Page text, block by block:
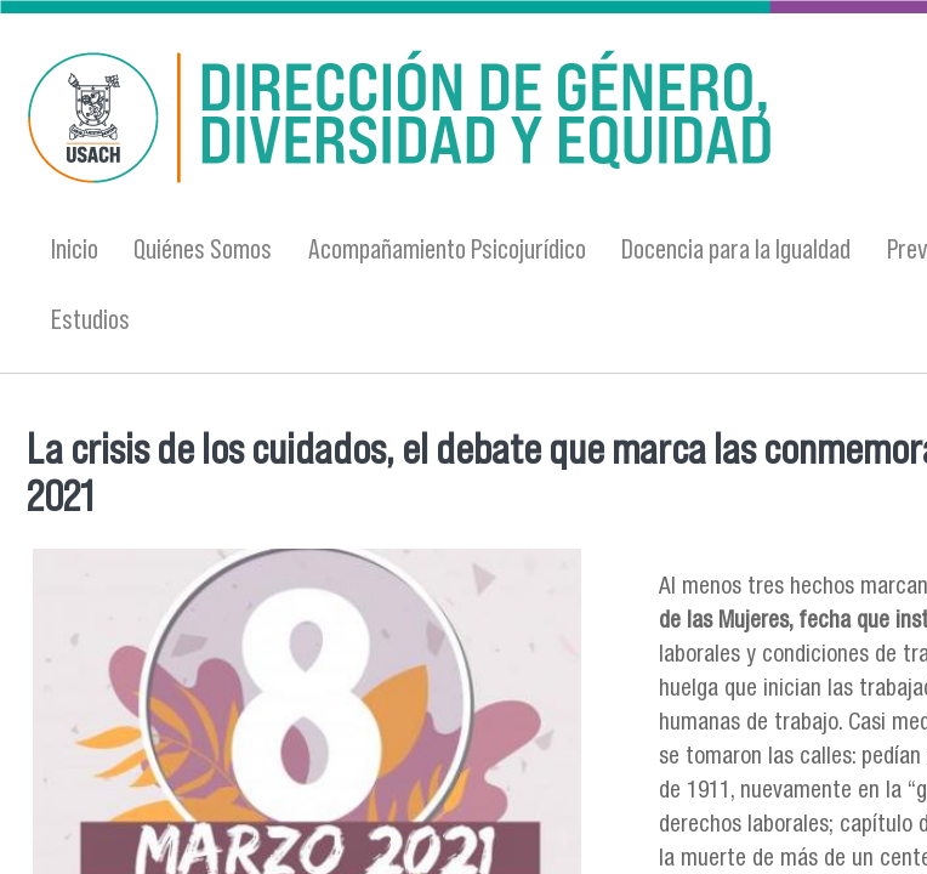
Pasar al contenido principal
Inicio Quiénes Somos Acompañamiento Psicojurídico Docencia para la Igualdad
Estudios
Se encuentra usted aquí
La crisis de los cuidados, el debate que marca las
2021
Al menos tres hechos
de las Mujeres, fecha que
laborales y condiciones de
huelga que inician las
humanas de trabajo. Casi
se tomaron las calles:
de 1911, nuevamente en la
derechos laborales; capítulo
la muerte de más de un